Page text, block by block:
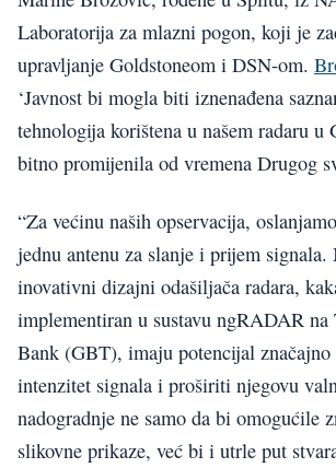
Laboratorija za mlazni pogon, koji je
upravljanje Goldstoneom i DSN-om.
‘Javnost bi mogla biti iznenađena
tehnologija korištena u našem radaru u
bitno promijenila od vremena Drugog
“Za većinu naših opservacija,
jednu antenu za slanje i prijem signala.
inovativni dizajni odašiljača radara,
implementiran u sustavu ngRADAR na
Bank (GBT), imaju potencijal značajno
intenzitet signala i proširiti njegovu
nadogradnje ne samo da bi omogućile
slikovne prikaze, već bi i utrle put